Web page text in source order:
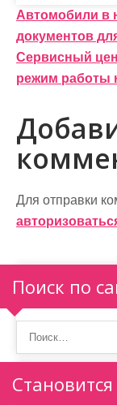
Н
а
в
и
г
а
ц
и
я
п
о
з
а
Автомобили в
документов
Сервисный
режим работы
Для отправки
Поиск по